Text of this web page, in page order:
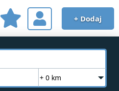
+ Dodaj
+ 0 km